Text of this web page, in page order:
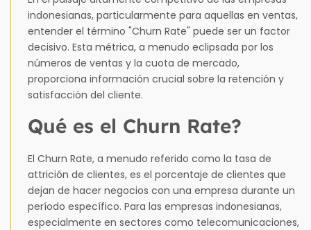
indonesianas, particularmente para aquellas en ventas,
entender el término "Churn Rate" puede ser un factor
decisivo. Esta métrica, a menudo eclipsada por los
números de ventas y la cuota de mercado,
proporciona información crucial sobre la retención y
satisfacción del cliente.
Qué es el Churn Rate?
El Churn Rate, a menudo referido como la tasa de
attrición de clientes, es el porcentaje de clientes que
dejan de hacer negocios con una empresa durante un
período específico. Para las empresas indonesianas,
especialmente en sectores como telecomunicaciones,